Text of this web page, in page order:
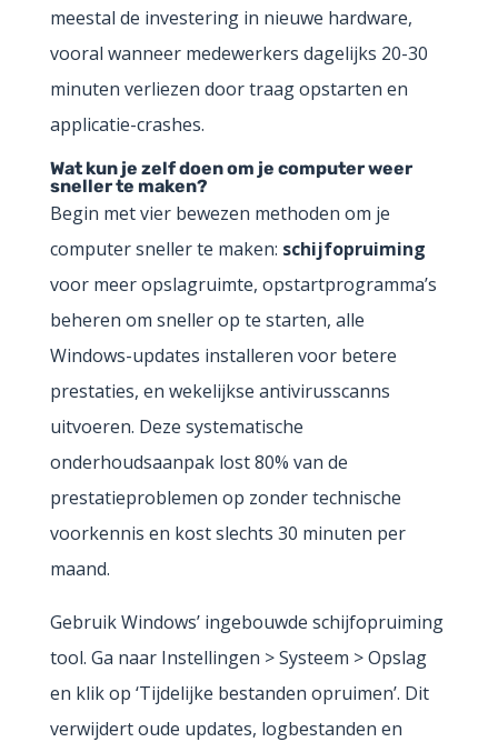
meestal de investering in nieuwe hardware,
vooral wanneer medewerkers dagelijks 20-30
minuten verliezen door traag opstarten en
applicatie-crashes.
Wat kun je zelf doen om je computer weer
sneller te maken?
Begin met vier bewezen methoden om je
computer sneller te maken: schijfopruiming
voor meer opslagruimte, opstartprogramma’s
beheren om sneller op te starten, alle
Windows-updates installeren voor betere
prestaties, en wekelijkse antivirusscanns
uitvoeren. Deze systematische
onderhoudsaanpak lost 80% van de
prestatieproblemen op zonder technische
voorkennis en kost slechts 30 minuten per
maand.
Gebruik Windows’ ingebouwde schijfopruiming
tool. Ga naar Instellingen > Systeem > Opslag
en klik op ‘Tijdelijke bestanden opruimen’. Dit
verwijdert oude updates, logbestanden en